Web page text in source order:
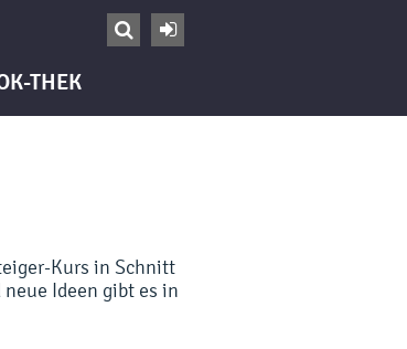


THEK
Kurs in Schnitt
Ideen gibt es in